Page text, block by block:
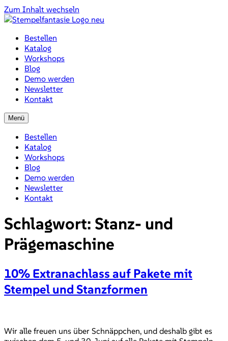
Zum Inhalt wechseln
Bestellen
Katalog
Workshops
Blog
Demo werden
Newsletter
Kontakt
Menü
Bestellen
Katalog
Workshops
Blog
Demo werden
Newsletter
Kontakt
Schlagwort: Stanz- und
Prägemaschine
10% Extranachlass auf Pakete mit
Stempel und Stanzformen
Wir alle freuen uns über Schnäppchen, und deshalb gibt es